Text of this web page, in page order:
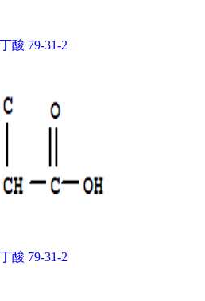
酸 79-31-2
酸 79-31-2